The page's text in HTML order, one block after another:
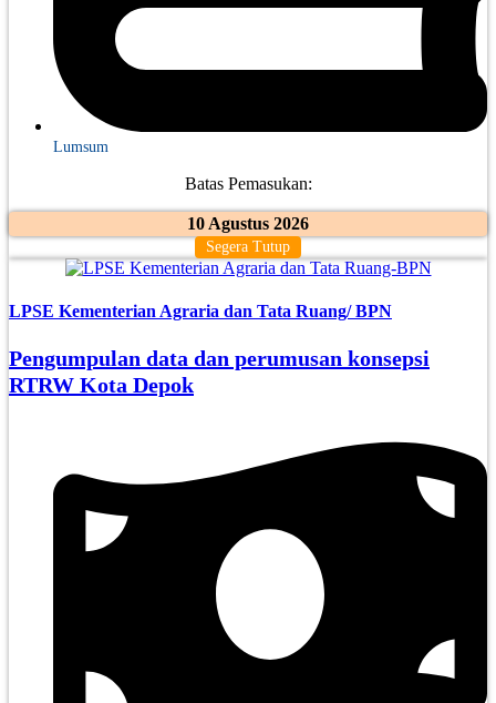
Lumsum
Batas Pemasukan:
10 Agustus 2026
Segera Tutup
LPSE Kementerian Agraria dan Tata Ruang/ BPN
Pengumpulan data dan perumusan konsepsi
RTRW Kota Depok